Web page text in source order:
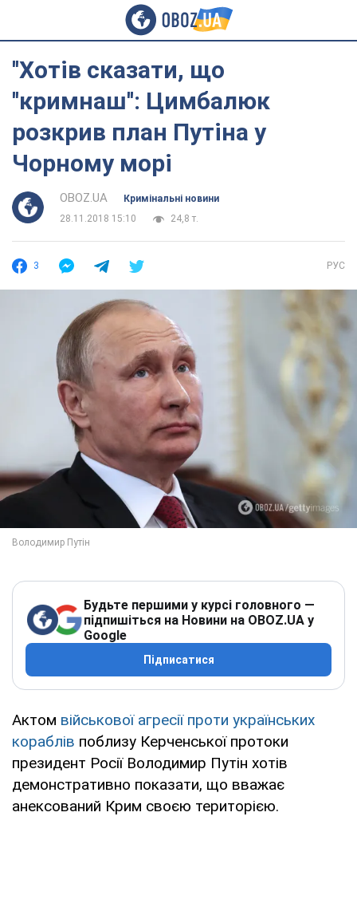
''Хотів сказати, що
''кримнаш'': Цимбалюк
розкрив план Путіна у
Чорному морі
OBOZ.UA
Кримінальні новини
28.11.2018 15:10
24,8 т.
3 РУС
Будьте першими у курсі головного —
підпишіться на Новини на OBOZ.UA у
Google
Підписатися
Актом військової агресії проти українських
кораблів поблизу Керченської протоки
президент Росії Володимир Путін хотів
демонстративно показати, що вважає
анексований Крим своєю територією.